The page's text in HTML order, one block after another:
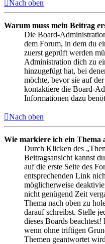
Nach oben
Warum muss mein Beitrag
Die Board-
dem Forum, in dem du
zuerst geprüft werden
Administration dich zu
hinzugefügt hat, bei
möchte, bevor sie auf
kontaktiere die Board-
Informationen dazu
Nach oben
Wie markiere ich ein Thema
Durch Klicken des
Beitragsansicht kannst
auf die erste Seite des
entsprechenden Link
möglicherweise
nicht genügend Zeit
Thema nach oben zu
darauf schreibst. Stelle
dieses Boards
wenn ohne triftigen
Themen geantwortet